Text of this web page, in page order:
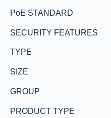
PoE STANDARD
SECURITY FEATURES
TYPE
SIZE
GROUP
PRODUCT TYPE